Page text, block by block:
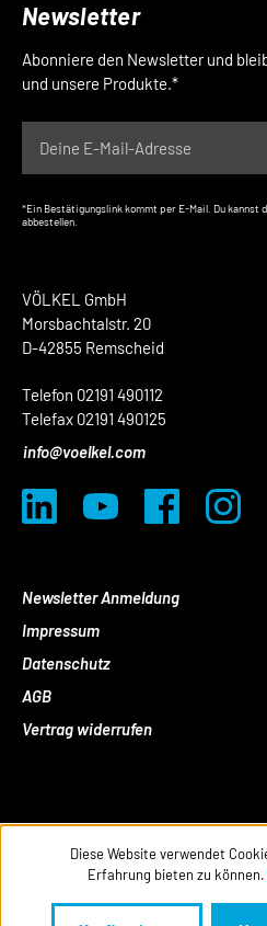
VÖLKEL GmbH
Morsbachtalstr. 20
D-42855 Remscheid
Telefon 02191 490112
Telefax 02191 490125
info@voelkel.com
Newsletter Anmeldung
Impressum
Datenschutz
AGB
Vertrag widerrufen
Newsletter
Abonniere den Newsletter und
und unsere Produkte.*
*Ein Bestätigungslink kommt per E-Mail. Du kannst
abbestellen.
Diese Website verwendet
Erfahrung bieten zu können.